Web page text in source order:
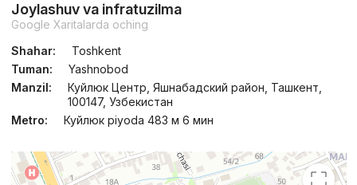
Joylashuv va infratuzilma
Google Xaritalarda oching
Shahar:
Toshkent
Tuman:
Yashnobod
Manzil:
Куйлюк Центр, Яшнабадский район, Ташкент,
100147, Узбекистан
Metro:
Куйлюк piyoda 483 м 6 мин